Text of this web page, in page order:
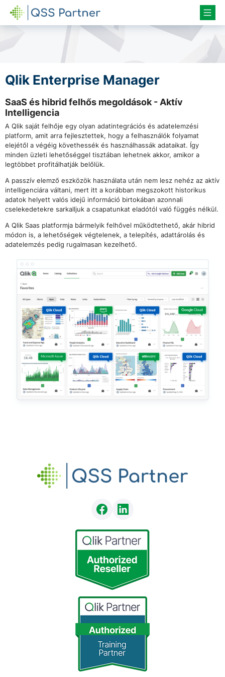
QSS PARTNER
Qlik Enterprise Manager
SaaS és hibrid felhős megoldások - Aktív
Intelligencia
A Qlik saját felhője egy olyan adatintegrációs és adatelemzési
platform, amit arra fejlesztettek, hogy a felhasználók folyamat
elejétől a végéig követhessék és használhassák adataikat. Így
minden üzleti lehetőséggel tisztában lehetnek akkor, amikor a
legtöbbet profitálhatják belőlük.
A passzív elemző eszközök használata után nem lesz nehéz az aktív
intelligenciára váltani, mert itt a korábban megszokott historikus
adatok helyett valós idejű információ birtokában azonnali
cselekedetekre sarkalljuk a csapatunkat eladótól való függés nélkül.
A Qlik Saas platformja bármelyik felhővel működtethető, akár hibrid
módon is, a lehetőségek végtelenek, a telepítés, adattárolás és
adatelemzés pedig rugalmasan kezelhető.